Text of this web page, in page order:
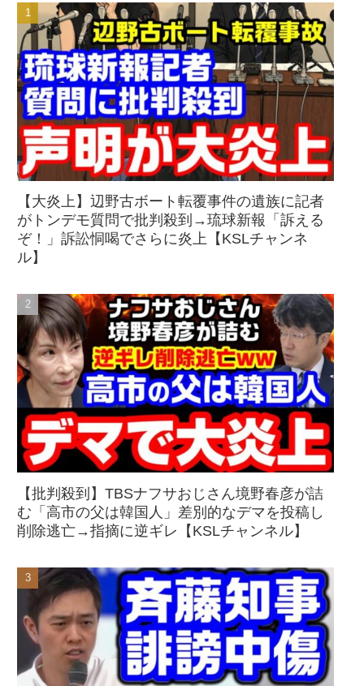
【大炎上】辺野古ボート転覆事件の遺族に記者
がトンデモ質問で批判殺到→琉球新報「訴える
ぞ！」訴訟恫喝でさらに炎上【KSLチャンネ
ル】
【批判殺到】TBSナフサおじさん境野春彦が詰
む「高市の父は韓国人」差別的なデマを投稿し
削除逃亡→指摘に逆ギレ【KSLチャンネル】